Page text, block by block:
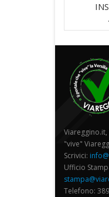
"vive"
Scrivici:
Ufficio
Telefono: